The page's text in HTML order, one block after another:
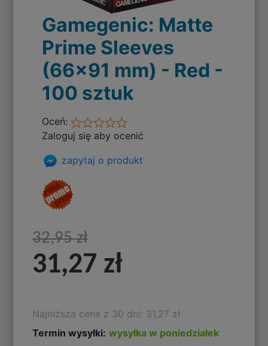
Gamegenic: Matte
Prime Sleeves
(66x91 mm) - Red -
100 sztuk
Oceń:
Zaloguj się aby ocenić
zapytaj o produkt
32,95 zł
31,27 zł
Najniższa cena z 30 dni: 31,27 zł
Termin wysyłki: wysyłka w poniedziałek